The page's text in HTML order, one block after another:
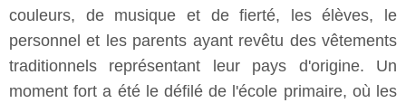
couleurs, de musique et de fierté, les élèves, le
personnel et les parents ayant revêtu des vêtements
traditionnels représentant leur pays d'origine. Un
moment fort a été le défilé de l'école primaire, où les